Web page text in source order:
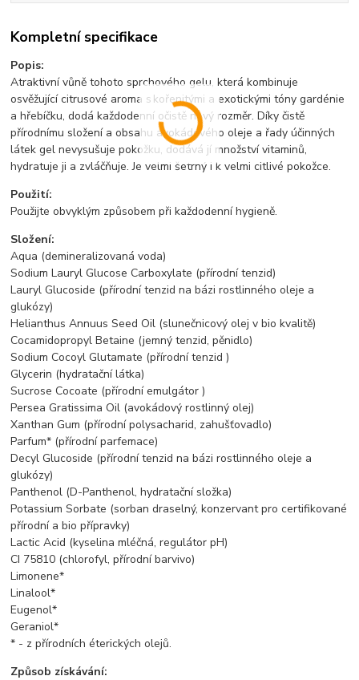
Kompletní specifikace
Popis:
Atraktivní vůně tohoto sprchového gelu, která kombinuje
osvěžující citrusové aroma s kořenitými a exotickými tóny gardénie
a hřebíčku, dodá každodenní očistě nový rozměr. Díky čistě
přírodnímu složení a obsahu avokádového oleje a řady účinných
látek gel nevysušuje pokožku, dodává jí množství vitaminů,
hydratuje ji a zvláčňuje. Je velmi šetrný i k velmi citlivé pokožce.
Použití:
Použijte obvyklým způsobem při každodenní hygieně.
Složení:
Aqua (demineralizovaná voda)
Sodium Lauryl Glucose Carboxylate (přírodní tenzid)
Lauryl Glucoside (přírodní tenzid na bázi rostlinného oleje a
glukózy)
Helianthus Annuus Seed Oil (slunečnicový olej v bio kvalitě)
Cocamidopropyl Betaine (jemný tenzid, pěnidlo)
Sodium Cocoyl Glutamate (přírodní tenzid )
Glycerin (hydratační látka)
Sucrose Cocoate (přírodní emulgátor )
Persea Gratissima Oil (avokádový rostlinný olej)
Xanthan Gum (přírodní polysacharid, zahušťovadlo)
Parfum* (přírodní parfemace)
Decyl Glucoside (přírodní tenzid na bázi rostlinného oleje a
glukózy)
Panthenol (D-Panthenol, hydratační složka)
Potassium Sorbate (sorban draselný, konzervant pro certifikované
přírodní a bio přípravky)
Lactic Acid (kyselina mléčná, regulátor pH)
CI 75810 (chlorofyl, přírodní barvivo)
Limonene*
Linalool*
Eugenol*
Geraniol*
* - z přírodních éterických olejů.
Způsob získávání: